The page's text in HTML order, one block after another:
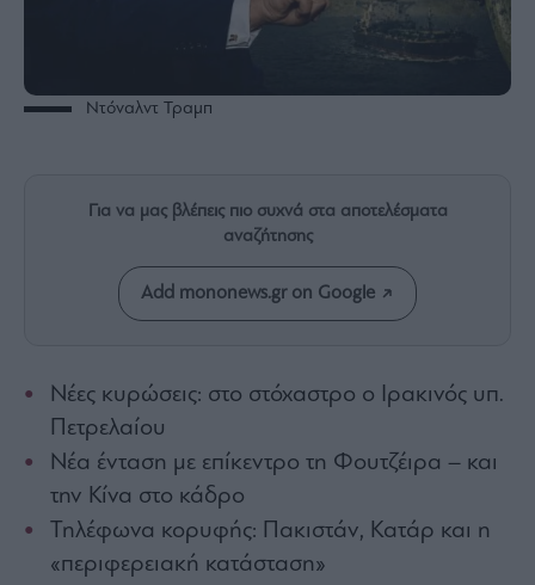
Mononews2030
&
Style
Υγεία
Architecture
Ντόναλντ Τραμπ
Για να μας βλέπεις πιο συχνά στα αποτελέσματα
αναζήτησης
Add mononews.gr on Google
Νέες κυρώσεις: στο στόχαστρο ο Ιρακινός υπ.
Πετρελαίου
Νέα ένταση με επίκεντρο τη Φουτζέιρα – και
την Κίνα στο κάδρο
Τηλέφωνα κορυφής: Πακιστάν, Κατάρ και η
«περιφερειακή κατάσταση»